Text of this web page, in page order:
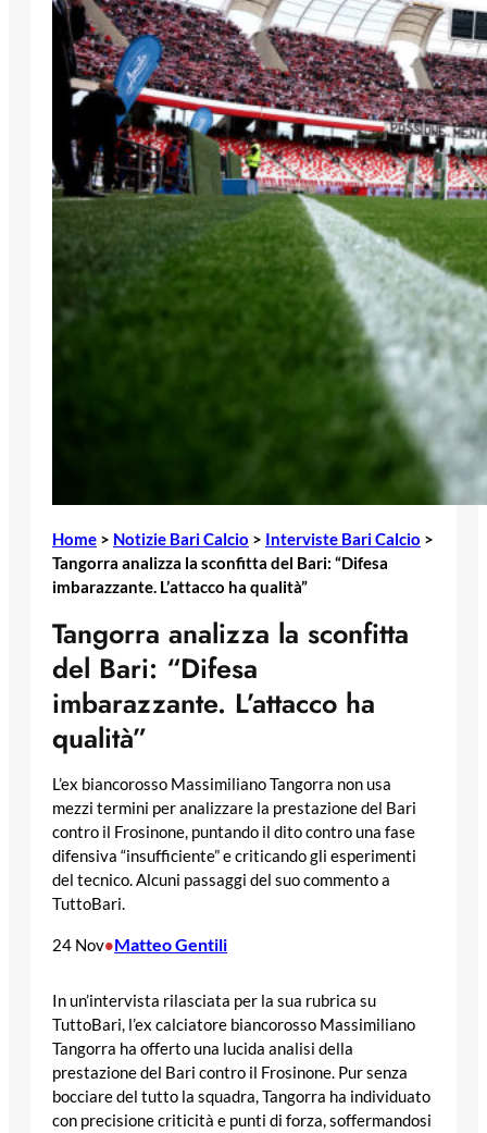
Home > Notizie Bari Calcio > Interviste Bari Calcio >
Tangorra analizza la sconfitta del Bari: “Difesa
imbarazzante. L’attacco ha qualità”
Tangorra analizza la sconfitta
del Bari: “Difesa
imbarazzante. L’attacco ha
qualità”
L’ex biancorosso Massimiliano Tangorra non usa
mezzi termini per analizzare la prestazione del Bari
contro il Frosinone, puntando il dito contro una fase
difensiva “insufficiente” e criticando gli esperimenti
del tecnico. Alcuni passaggi del suo commento a
TuttoBari.
24 Nov•Matteo Gentili
In un’intervista rilasciata per la sua rubrica su
TuttoBari, l’ex calciatore biancorosso Massimiliano
Tangorra ha offerto una lucida analisi della
prestazione del Bari contro il Frosinone. Pur senza
bocciare del tutto la squadra, Tangorra ha individuato
con precisione criticità e punti di forza, soffermandosi